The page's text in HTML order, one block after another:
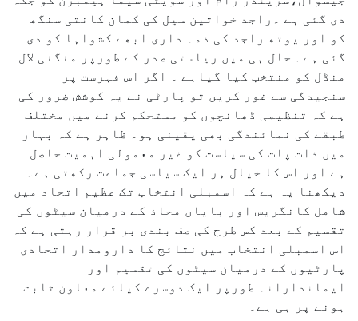
دی گئی ہے ۔راجد خواتین سیل کی کمان کانتی سنگھ
کو اور یوتھ راجد کی ذمہ داری ابھے کشواہا کو دی
گئی ہے۔ حال ہی میں ریاستی صدر کے طورپر منگنی لال
منڈل کو منتخب کیا گیاہے ۔ اگر اس فہرست پر
سنجیدگی سے غور کریں تو پارٹی نے یہ کوشش ضرور کی
ہے کہ تنظیمی ڈھانچوں کو مستحکم کرنے میں مختلف
طبقے کی نمائندگی بھی یقینی ہو۔ ظاہر ہے کہ بہار
میں ذات پات کی سیاست کو غیر معمولی اہمیت حاصل
ہے اور اس کا خیال ہر ایک سیاسی جماعت رکھتی ہے۔
دیکھنا یہ ہے کہ اسمبلی انتخاب تک عظیم اتحاد میں
شامل کانگریس اور بایاں محاذ کے درمیان سیٹوں کی
تقسیم کے بعد کس طرح کی صف بندی بر قرار رہتی ہے کہ
اس اسمبلی انتخاب میں نتائج کا دارومدار اتحادی
پارٹیوں کے درمیان سیٹوں کی تقسیم اور
ایماندارانہ طورپر ایک دوسرے کیلئے معاون ثابت
ہونے پر ہی ہے۔